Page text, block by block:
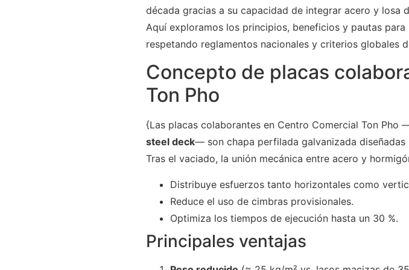
década gracias a su capacidad de integrar acero y losa
Aquí exploramos los principios, beneficios y pautas
respetando reglamentos nacionales y criterios globales
Concepto de placas
Ton Pho
{Las placas colaborantes en Centro Comercial Ton Pho
steel deck— son chapa perfilada galvanizada
Tras el vaciado, la unión mecánica entre acero y
Distribuye esfuerzos tanto horizontales como
Reduce el uso de cimbras provisionales.
Optimiza los tiempos de ejecución hasta un 30 %.
Principales ventajas